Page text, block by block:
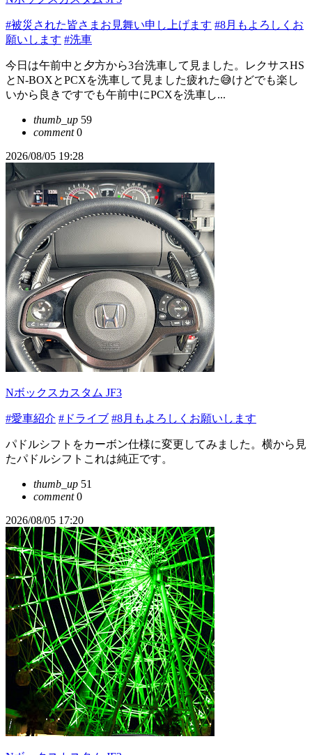
#被災された皆さまお見舞い申し上げます #8月もよろしくお
願いします #洗車
今日は午前中と夕方から3台洗車して見ました。レクサスHS
とN-BOXとPCXを洗車して見ました疲れた😅けどでも楽し
いから良きですでも午前中にPCXを洗車し...
thumb_up 59
comment0
2026/08/05 19:28
Nボックスカスタム JF3
#愛車紹介 #ドライブ #8月もよろしくお願いします
パドルシフトをカーボン仕様に変更してみました。横から見
たパドルシフトこれは純正です。
thumb_up 51
comment0
2026/08/05 17:20